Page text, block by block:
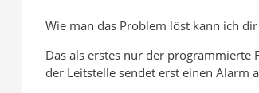
Wie man das Problem löst kann ich
Das als erstes nur der programmierte
der Leitstelle sendet erst einen Alarm